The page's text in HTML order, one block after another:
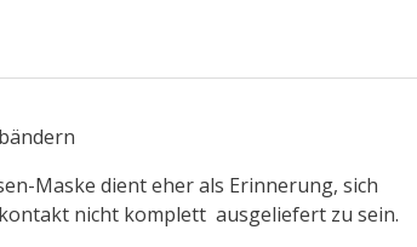
Maske dient eher als Erinnerung, sich
nicht komplett ausgeliefert zu sein.